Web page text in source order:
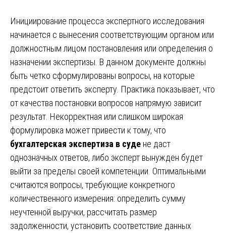
Инициирование процесса экспертного исследования
начинается с вынесения соответствующим органом или
должностным лицом постановления или определения о
назначении экспертизы. В данном документе должны
быть четко сформулированы вопросы, на которые
предстоит ответить эксперту. Практика показывает, что
от качества постановки вопросов напрямую зависит
результат. Некорректная или слишком широкая
формулировка может привести к тому, что
бухгалтерская экспертиза в суде не даст
однозначных ответов, либо эксперт вынужден будет
выйти за пределы своей компетенции. Оптимальными
считаются вопросы, требующие конкретного
количественного измерения: определить сумму
неучтенной выручки, рассчитать размер
задолженности, установить соответствие данных